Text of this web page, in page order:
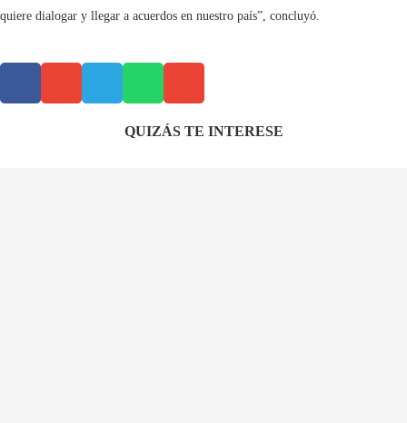
quiere dialogar y llegar a acuerdos en nuestro país”, concluyó.
QUIZÁS TE INTERESE